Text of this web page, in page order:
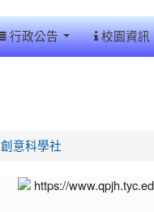
行政公告 校園資訊
創意科學社